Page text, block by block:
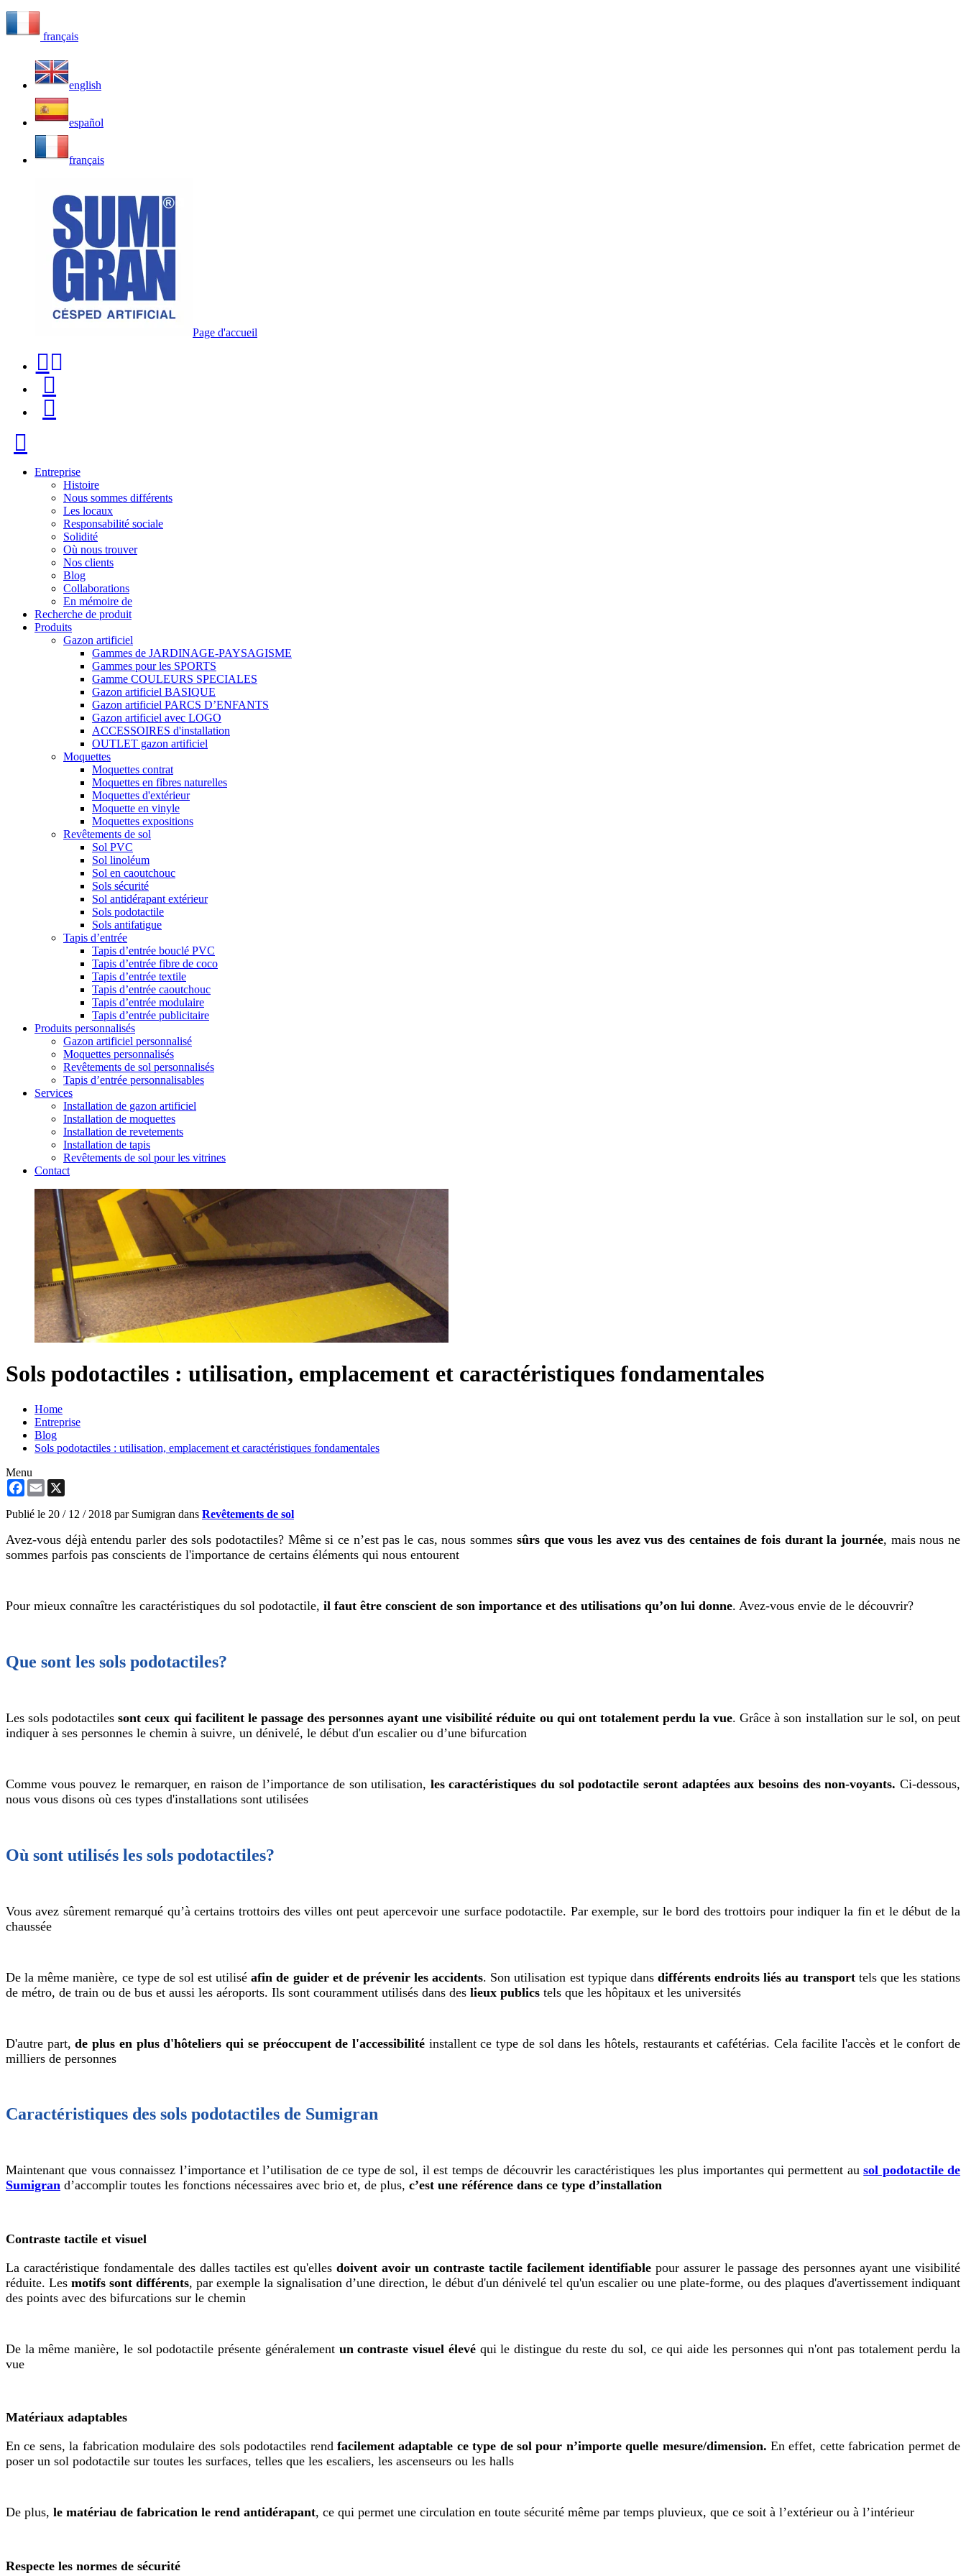
français
english
español
français
Page d'accueil
116
96
57
Entreprise
Histoire
Nous sommes différents
Les locaux
Responsabilité sociale
Solidité
Où nous trouver
Nos clients
Blog
Collaborations
En mémoire de
Recherche de produit
Produits
Gazon artificiel
Gammes de JARDINAGE-PAYSAGISME
Gammes pour les SPORTS
Gamme COULEURS SPECIALES
Gazon artificiel BASIQUE
Gazon artificiel PARCS D’ENFANTS
Gazon artificiel avec LOGO
ACCESSOIRES d'installation
OUTLET gazon artificiel
Moquettes
Moquettes contrat
Moquettes en fibres naturelles
Moquettes d'extérieur
Moquette en vinyle
Moquettes expositions
Revêtements de sol
Sol PVC
Sol linoléum
Sol en caoutchouc
Sols sécurité
Sol antidérapant extérieur
Sols podotactile
Sols antifatigue
Tapis d’entrée
Tapis d’entrée bouclé PVC
Tapis d’entrée fibre de coco
Tapis d’entrée textile
Tapis d’entrée caoutchouc
Tapis d’entrée modulaire
Tapis d’entrée publicitaire
Produits personnalisés
Gazon artificiel personnalisé
Moquettes personnalisés
Revêtements de sol personnalisés
Tapis d’entrée personnalisables
Services
Installation de gazon artificiel
Installation de moquettes
Installation de revetements
Installation de tapis
Revêtements de sol pour les vitrines
Contact
Sols podotactiles : utilisation, emplacement et caractéristiques fondamentales
Home
Entreprise
Blog
Sols podotactiles : utilisation, emplacement et caractéristiques fondamentales
Menu
Facebook
Email
Publié le 20 / 12 / 2018 par Sumigran dans Revêtements de sol
Avez-vous déjà entendu parler des sols podotactiles? Même si ce n’est pas le cas, nous sommes sûrs que vous les avez vus des centaines de fois durant la journée, mais nous ne
sommes parfois pas conscients de l'importance de certains éléments qui nous entourent
Pour mieux connaître les caractéristiques du sol podotactile, il faut être conscient de son importance et des utilisations qu’on lui donne. Avez-vous envie de le découvrir?
Que sont les sols podotactiles?
Les sols podotactilessont ceux qui facilitent le passage des personnes ayant une visibilité réduite ou qui ont totalement perdu la vue. Grâce à son installation sur le sol, on peut
indiquer à ses personnes le chemin à suivre, un dénivelé, le début d'un escalier ou d’une bifurcation
Comme vous pouvez le remarquer, en raison de l’importance de son utilisation, les caractéristiques du sol podotactile seront adaptées aux besoins des non-voyants. Ci-dessous,
nous vous disons où ces types d'installations sont utilisées
Où sont utilisés les sols podotactiles?
Vous avez sûrement remarqué qu’à certains trottoirs des villes ont peut apercevoir une surface podotactile. Par exemple, sur le bord des trottoirs pour indiquer la fin et le début de la
chaussée
De la même manière, ce type de sol est utiliséafin de guider et de prévenir les accidents. Son utilisation est typique dans différents endroits liés au transporttels que les stations
de métro, de train ou de bus et aussi les aéroports. Ils sont couramment utilisés dans des lieux publics tels que les hôpitaux et les universités
D'autre part,de plus en plus d'hôteliers qui se préoccupent de l'accessibilitéinstallent ce type de sol dans les hôtels, restaurants et cafétérias. Cela facilite l'accès et le confort de
milliers de personnes
Caractéristiques des sols podotactiles de Sumigran
Maintenant que vous connaissez l’importance et l’utilisation de ce type de sol, il est temps de découvrir les caractéristiques les plus importantes qui permettent ausol podotactile de
Sumigran d’accomplir toutes les fonctions nécessaires avec brio et, de plus, c’est une référence dans ce type d’installation
Contraste tactile et visuel
La caractéristique fondamentale des dalles tactiles est qu'ellesdoivent avoir un contraste tactile facilement identifiable pour assurer le passage des personnes ayant une visibilité
réduite. Les motifs sont différents, par exemple la signalisation d’une direction, le début d'un dénivelé tel qu'un escalier ou une plate-forme, ou des plaques d'avertissement indiquant
des points avec des bifurcations sur le chemin
De la même manière, le sol podotactile présente généralement un contraste visuel élevéqui le distingue du reste du sol, ce qui aide les personnes qui n'ont pas totalement perdu la
vue
Matériaux adaptables
En ce sens, la fabrication modulaire des sols podotactiles rend facilement adaptable ce type de sol pour n’importe quelle mesure/dimension. En effet, cette fabrication permet de
poser un sol podotactile sur toutes les surfaces, telles que les escaliers, les ascenseurs ou les halls
De plus, le matériau de fabrication le rend antidérapant, ce qui permet une circulation en toute sécurité même par temps pluvieux, que ce soit à l’extérieur ou à l’intérieur
Respecte les normes de sécurité